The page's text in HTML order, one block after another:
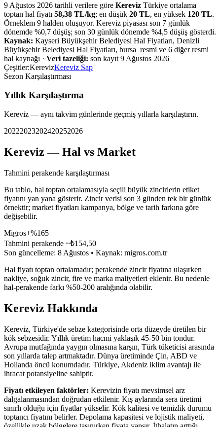
9 Ağustos 2026 tarihli verilere göre Kereviz Türkiye ortalama
toptan hal fiyatı 58,38 TL/kg; en düşük 20 TL, en yüksek 120 TL.
Örneklem 9 halden oluşuyor. Kereviz piyasası son 7 günlük
dönemde %0,7 düşüş; son 30 günlük dönemde %4,5 düşüş gösterdi.
Kaynak: Kayseri Büyükşehir Belediyesi Hal Fiyatları, Denizli
Büyükşehir Belediyesi Hal Fiyatları, bursa_resmi ve 6 diğer resmi
hal kaynağı · Veri tazeliği: son kayıt 9 Ağustos 2026
Çeşitler:KerevizKereviz Sap
Sezon Karşılaştırması
Yıllık Karşılaştırma
Kereviz — aynı takvim günlerinde geçmiş yıllarla karşılaştırın.
20222023202420252026
Kereviz — Hal vs Market
Tahmini perakende karşılaştırması
Bu tablo, hal toptan ortalamasıyla seçili büyük zincirlerin etiket
fiyatını yan yana gösterir. Zincir verisi son 3 günden tek bir günlük
örnektir; market fiyatları kampanya, bölge ve tarih farkına göre
değişebilir.
Migros+%165
Tahmini perakende ~₺154,50
Son güncelleme: 8 Ağustos • Kaynak: migros.com.tr
Hal fiyatı toptan ortalamadır; perakende zincir fiyatına ulaşırken
nakliye, soğuk zincir, fire ve marka maliyetleri eklenir. Bu nedenle
hal-perakende farkı %50-200 aralığında olabilir.
Kereviz Hakkında
Kereviz, Türkiye'de sebze kategorisinde orta düzeyde üretilen bir
kök sebzesidir. Yıllık üretim hacmi yaklaşık 45-50 bin tondur.
Avrupa mutfağında yaygın olmasına karşın, Türk tüketicisi arasında
son yıllarda talep artmaktadır. Dünya üretiminde Çin, ABD ve
Hollanda öncü konumdadır. Türkiye, Akdeniz iklim avantajı ile
ihracat potansiyeline sahiptir.
Fiyatı etkileyen faktörler: Kerevizin fiyatı mevsimsel arz
dalgalanmasından doğrudan etkilenir. Kış aylarında sera üretimi
sınırlı olduğu için fiyatlar yükselir. Kök kalitesi ve temizlik durumu
toptancı fiyatını belirler. Depolama kapasitesi ve lojistik maliyeti,